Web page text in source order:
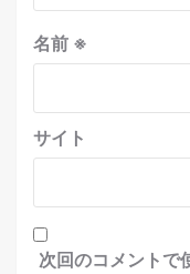
名前 ※
サイト
次回のコメントで